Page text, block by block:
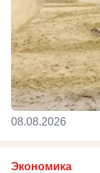
08.08.2026
Экономика